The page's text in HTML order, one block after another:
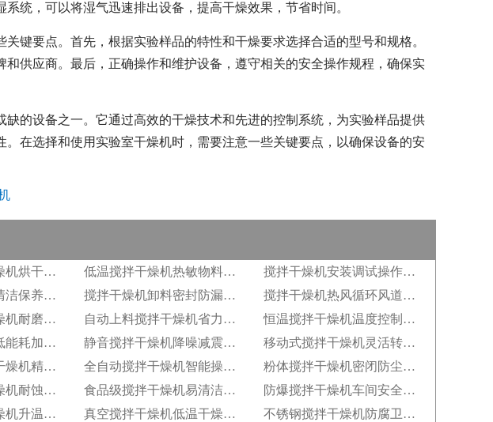
统，可以将湿气迅速排出设备，提高干燥效果，节省时间。
键要点。首先，根据实验样品的特性和干燥要求选择合适的型号和规格。
供应商。最后，正确操作和维护设备，遵守相关的安全操作规程，确保实
的设备之一。它通过高效的干燥技术和先进的控制系统，为实验样品提供
在选择和使用实验室干燥机时，需要注意一些关键要点，以确保设备的安
塑料专用搅拌干燥机烘干适配性 低温搅拌干燥机热敏物料保护
搅拌干燥机安装调试操作规范
搅拌干燥机日常清洁保养步骤 搅拌干燥机卸料密封防漏结构
搅拌干燥机热风循环风道设计
加厚罐体搅拌干燥机耐磨耐用性 自动上料搅拌干燥机省力功能
恒温搅拌干燥机温度控制精度
节能搅拌干燥机低能耗加热组件 静音搅拌干燥机降噪减震构造
移动式搅拌干燥机灵活转运特点
小型实验室搅拌干燥机精准控温 全自动搅拌干燥机智能操控系统
粉体搅拌干燥机密闭防尘结构
化工专用搅拌干燥机耐蚀机身 食品级搅拌干燥机易清洁设计
防爆搅拌干燥机车间安全配置
热风循环搅拌干燥机升温效率 真空搅拌干燥机低温干燥原理
不锈钢搅拌干燥机防腐卫生性能